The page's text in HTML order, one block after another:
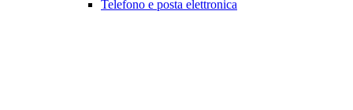
Telefono e posta elettronica